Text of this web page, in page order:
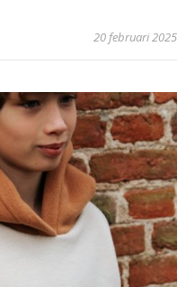
20 februari 2025